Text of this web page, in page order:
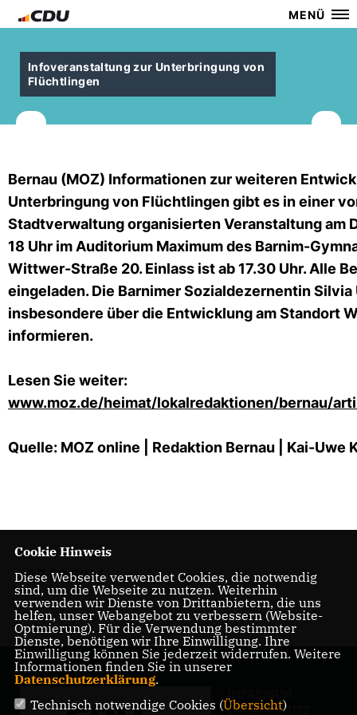
MENÜ
Infoveranstaltung zur Unterbringung von
Flüchtlingen
Bernau (MOZ) Informationen zur weiteren
Unterbringung von Flüchtlingen gibt es in einer
Stadtverwaltung organisierten Veranstaltung am
18 Uhr im Auditorium Maximum des Barnim-
Wittwer-Straße 20. Einlass ist ab 17.30 Uhr. Alle
eingeladen. Die Barnimer Sozialdezernentin Silvia
insbesondere über die Entwicklung am Standort
informieren.
Lesen Sie weiter:
www.moz.de/heimat/lokalredaktionen/bernau/
Quelle: MOZ online | Redaktion Bernau | Kai-Uwe
17.03.2016
DATENSCHUTZ
Cookie Hinweis
Diese Webseite verwendet Cookies, die notwendig
sind, um die Webseite zu nutzen. Weiterhin
verwenden wir Dienste von Drittanbietern, die uns
helfen, unser Webangebot zu verbessern (Website-
Optmierung). Für die Verwendung bestimmter
Dienste, benötigen wir Ihre Einwilligung. Ihre
Einwilligung können Sie jederzeit widerrufen. Weitere
Informationen finden Sie in unserer
Datenschutzerklärung.
Technisch notwendige Cookies (Übersicht)